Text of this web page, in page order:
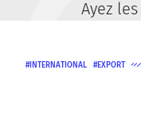
Ayez
INTERNATIONAL EXPORT